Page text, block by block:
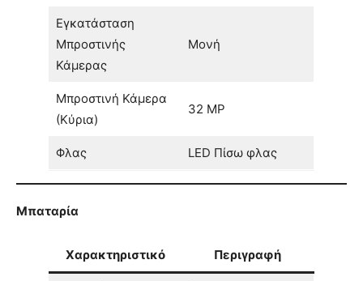
Εγκατάσταση
Μπροστινής
Κάμερας
Μονή
Μπροστινή Κάμερα
(Κύρια)
32 MP
Φλας LED Πίσω φλας
Μπαταρία
Χαρακτηριστικό Περιγραφή